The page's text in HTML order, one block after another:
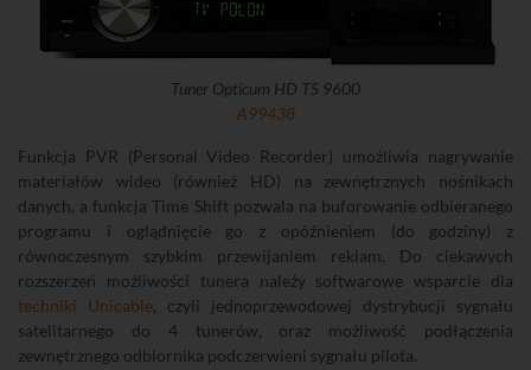
Tuner Opticum HD TS 9600
A99438
Funkcja PVR (Personal Video Recorder) umożliwia nagrywanie
materiałów wideo (również HD) na zewnętrznych nośnikach
danych, a funkcja Time Shift pozwala na buforowanie odbieranego
programu i oglądnięcie go z opóźnieniem (do godziny) z
równoczesnym szybkim przewijaniem reklam. Do ciekawych
rozszerzeń możliwości tunera należy softwarowe wsparcie dla
techniki Unicable, czyli jednoprzewodowej dystrybucji sygnału
satelitarnego do 4 tunerów, oraz możliwość podłączenia
zewnętrznego odbiornika podczerwieni sygnału pilota.